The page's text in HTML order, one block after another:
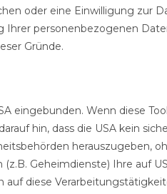
oder eine Einwilligung zur
personenbezogenen
Gründe.
eingebunden. Wenn diese
hin, dass die USA kein
herauszugeben,
Geheimdienste) Ihre auf
diese